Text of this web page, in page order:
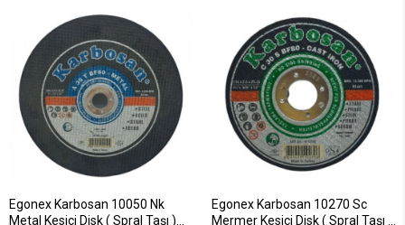
Egonex Karbosan 10050 Nk
Metal Kesici Disk ( Spral Taşı )
Egonex Karbosan 10270 Sc
Mermer Kesici Disk ( Spral Taşı )